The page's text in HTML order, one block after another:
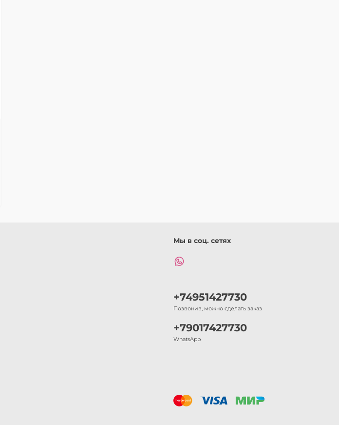
Мы в соц. сетях
+74951427730
Позвонив, можно сделать заказ
+79017427730
WhatsApp